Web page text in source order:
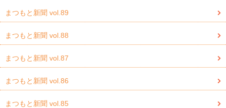
まつもと新聞 vol.89
まつもと新聞 vol.88
まつもと新聞 vol.87
まつもと新聞 vol.86
まつもと新聞 vol.85